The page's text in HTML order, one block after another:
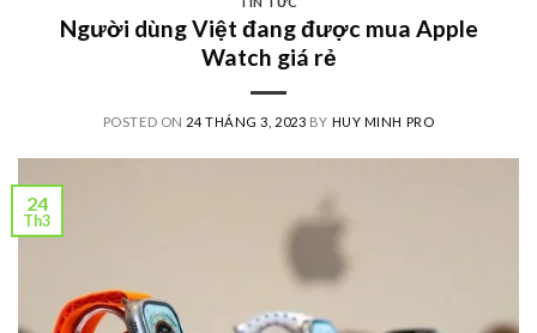
Người dùng Việt đang được mua Apple
Watch giá rẻ
POSTED ON 24 THÁNG 3, 2023 BY HUY MINH PRO
24
Th3